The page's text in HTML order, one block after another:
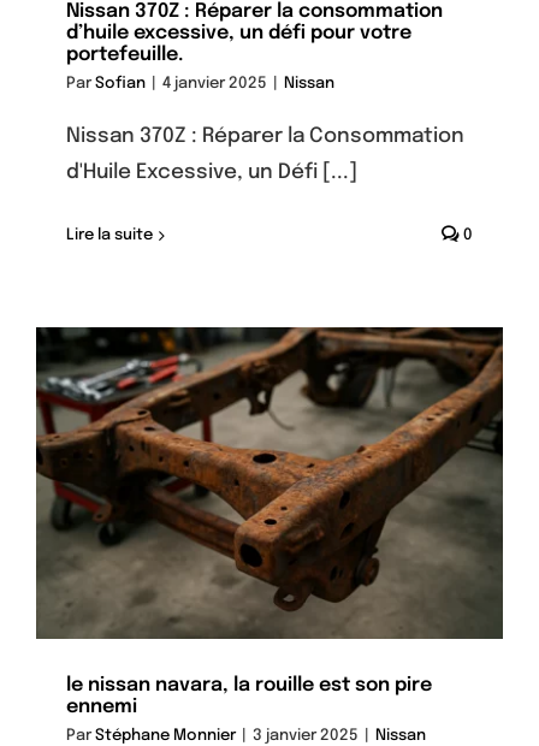
Nissan 370Z : Réparer la consommation
d’huile excessive, un défi pour votre
portefeuille.
ParSofian 4 janvier 2025 Nissan
Nissan 370Z : Réparer la Consommation
d'Huile Excessive, un Défi [...]
Lire la suite 0
le nissan navara, la rouille est son pire
ennemi
ParStéphane Monnier 3 janvier 2025 Nissan